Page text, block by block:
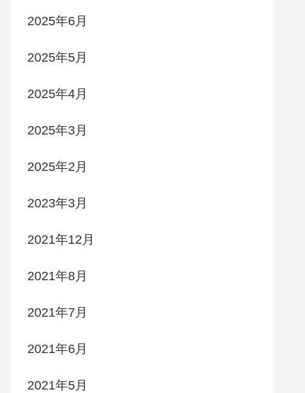
2025年6月
2025年5月
2025年4月
2025年3月
2025年2月
2023年3月
2021年12月
2021年8月
2021年7月
2021年6月
2021年5月